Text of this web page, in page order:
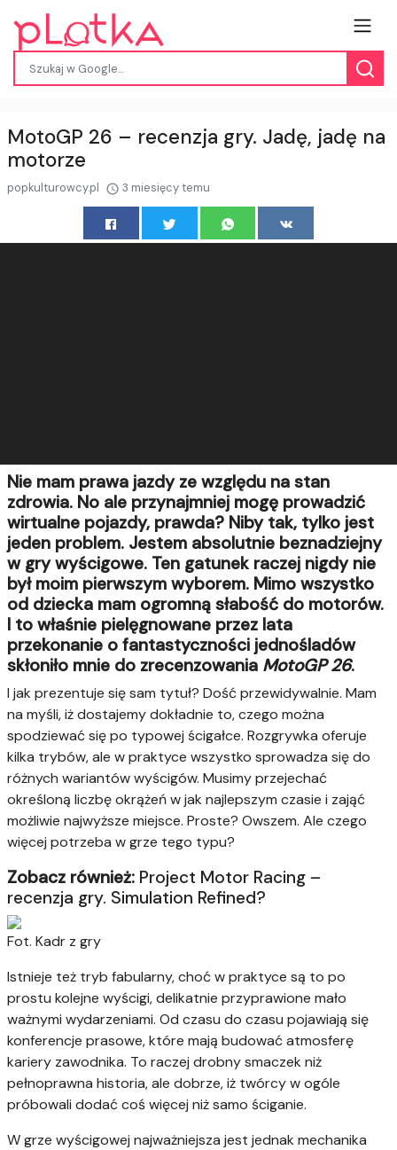
MotoGP 26 – recenzja gry. Jadę, jadę na
motorze
popkulturowcy.pl 3 miesięcy temu
Nie mam prawa jazdy ze względu na stan
zdrowia. No ale przynajmniej mogę prowadzić
wirtualne pojazdy, prawda? Niby tak, tylko jest
jeden problem. Jestem absolutnie beznadziejny
w gry wyścigowe. Ten gatunek raczej nigdy nie
był moim pierwszym wyborem. Mimo wszystko
od dziecka mam ogromną słabość do motorów.
I to właśnie pielęgnowane przez lata
przekonanie o fantastyczności jednośladów
skłoniło mnie do zrecenzowania MotoGP 26.
I jak prezentuje się sam tytuł? Dość przewidywalnie. Mam
na myśli, iż dostajemy dokładnie to, czego można
spodziewać się po typowej ścigałce. Rozgrywka oferuje
kilka trybów, ale w praktyce wszystko sprowadza się do
różnych wariantów wyścigów. Musimy przejechać
określoną liczbę okrążeń w jak najlepszym czasie i zająć
możliwie najwyższe miejsce. Proste? Owszem. Ale czego
więcej potrzeba w grze tego typu?
Zobacz również: Project Motor Racing –
recenzja gry. Simulation Refined?
Fot. Kadr z gry
Istnieje też tryb fabularny, choć w praktyce są to po
prostu kolejne wyścigi, delikatnie przyprawione mało
ważnymi wydarzeniami. Od czasu do czasu pojawiają się
konferencje prasowe, które mają budować atmosferę
kariery zawodnika. To raczej drobny smaczek niż
pełnoprawna historia, ale dobrze, iż twórcy w ogóle
próbowali dodać coś więcej niż samo ściganie.
W grze wyścigowej najważniejsza jest jednak mechanika